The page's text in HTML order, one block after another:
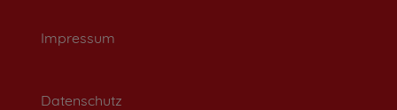
Impressum
Datenschutz